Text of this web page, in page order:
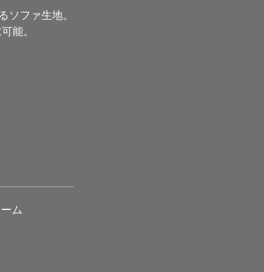
ソファ生地。
能。
ム